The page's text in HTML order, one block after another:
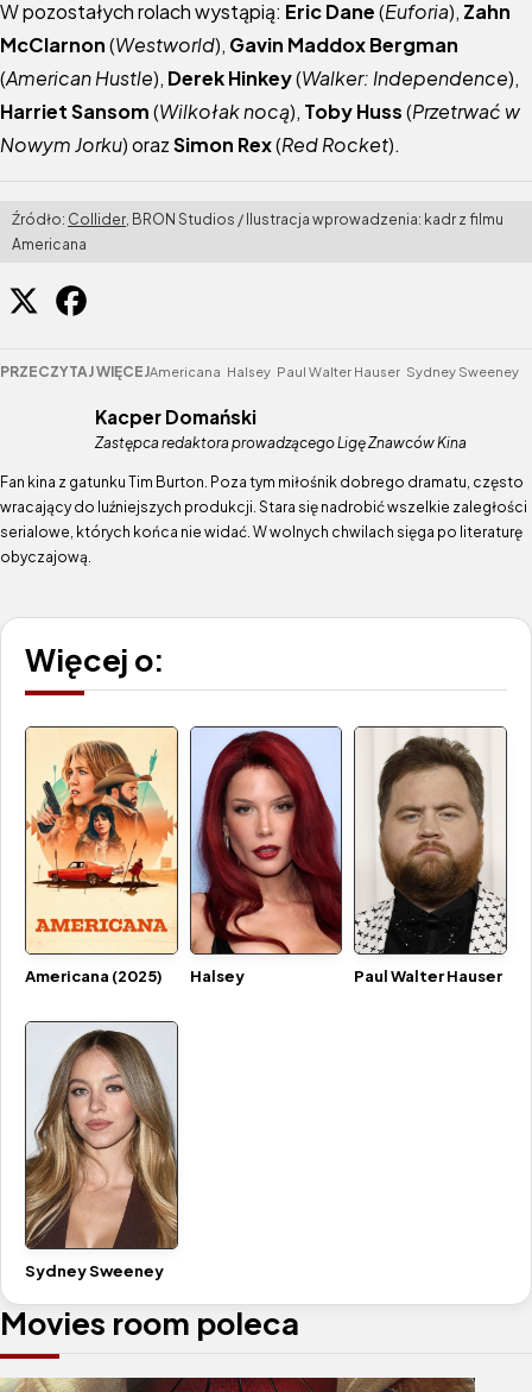
W pozostałych rolach wystąpią: Eric Dane(Euforia), Zahn
McClarnon(Westworld), Gavin Maddox Bergman
(American Hustle), Derek Hinkey(Walker: Independence),
Harriet Sansom(Wilkołak nocą), Toby Huss(Przetrwać w
Nowym Jorku) orazSimon Rex(Red Rocket).
Źródło: Collider, BRON Studios / Ilustracja wprowadzenia: kadr z filmu
Americana
PRZECZYTAJ WIĘCEJAmericana Halsey Paul Walter Hauser Sydney Sweeney
Kacper Domański
Zastępca redaktora prowadzącego Ligę Znawców Kina
Fan kina z gatunku Tim Burton. Poza tym miłośnik dobrego dramatu, często
wracający do luźniejszych produkcji. Stara się nadrobić wszelkie zaległości
serialowe, których końca nie widać. W wolnych chwilach sięga po literaturę
obyczajową.
Movies room poleca
Więcej o:
Americana (2025) Halsey Paul Walter Hauser
Sydney Sweeney